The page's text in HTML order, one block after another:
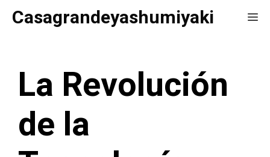
SaltarCasagrandeyashumiyaki
La Revolución
de la